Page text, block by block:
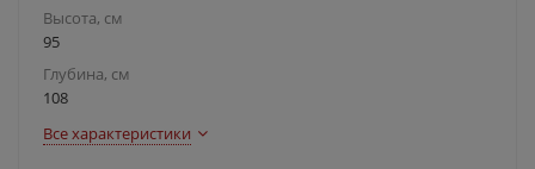
Высота, см
95
Глубина, см
108
Все характеристики